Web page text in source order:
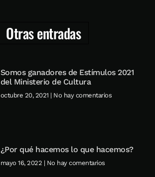
Otras entradas
Somos ganadores de Estímulos 2021
del Ministerio de Cultura
octubre 20, 2021 No hay comentarios
¿Por qué hacemos lo que hacemos?
mayo 16, 2022 No hay comentarios